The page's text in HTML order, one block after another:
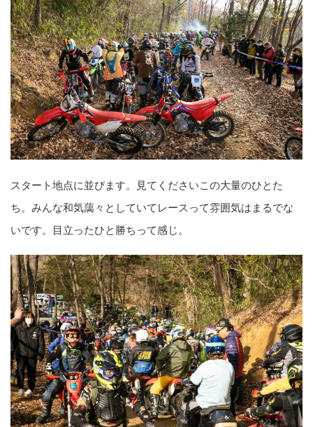
スタート地点に並びます。見てくださいこの大量のひとた
ち。みんな和気藹々としていてレースって雰囲気はまるでな
いです。目立ったひと勝ちって感じ。